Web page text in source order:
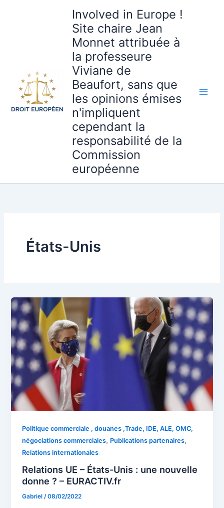
Involved in Europe !
Site chaire Jean
Monnet attribuée à
la professeure
Viviane de
Beaufort, sans que
les opinions émises
n'impliquent
cependant la
responsabilité de la
Commission
européenne
États-Unis
Politique commerciale , douanes ,Trade, IDE, ALE, OMC,
négociations commerciales, Publications partenaires,
Relations internationales
Relations UE – États-Unis : une nouvelle
donne ? – EURACTIV.fr
Gabriel/08/02/2022